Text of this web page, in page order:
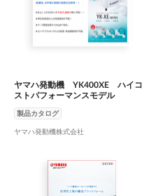
ヤマハ発動機 YK400XE ハイコ
ストパフォーマンスモデル
製品カタログ
ヤマハ発動機株式会社